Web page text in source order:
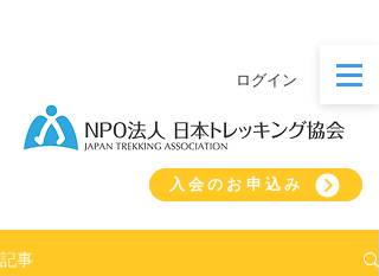
ログイン
入会のお申込み
記事